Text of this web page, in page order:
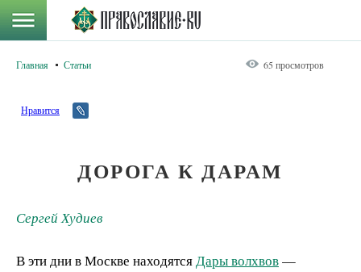
Главная Статьи 65 просмотров
Нравится
ДОРОГА К ДАРАМ
Сергей Худиев
В эти дни в Москве находятсяДары волхвов—